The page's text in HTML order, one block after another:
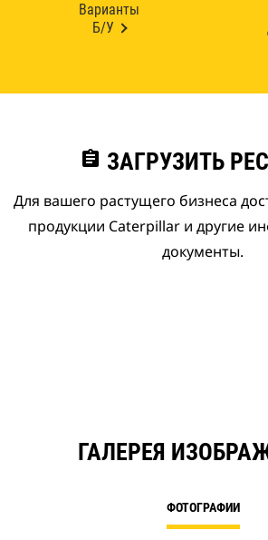
Варианты
Б/У
assignment ЗАГРУЗИТЬ
Для вашего растущего бизнеса
продукции Caterpillar и другие
документы.
ГАЛЕРЕЯ
ФОТОГРАФИИ